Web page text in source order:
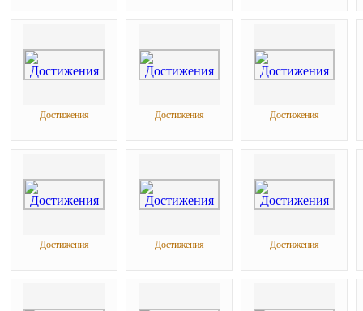
Достижения Достижения Достижения
Достижения Достижения Достижения